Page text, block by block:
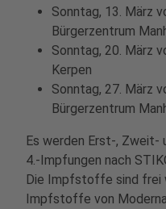
Sonntag, 13. März
Bürgerzentrum
Sonntag, 20. März
Kerpen
Sonntag, 27. März
Bürgerzentrum
Es werden Erst-, Zweit-
4.-Impfungen nach
Die Impfstoffe sind frei
Impfstoffe von